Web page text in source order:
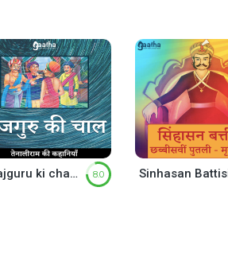
Raajguru ki chaal (राजगुरु की चाल) 8.0